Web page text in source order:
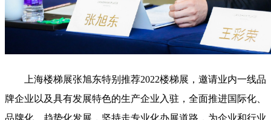
上海楼梯展张旭东特别推荐2022楼梯展，邀请业内一线品
牌企业以及具有发展特色的生产企业入驻，全面推进国际化、
品牌化、趋势化发展，坚持走专业化办展道路，为企业和行业